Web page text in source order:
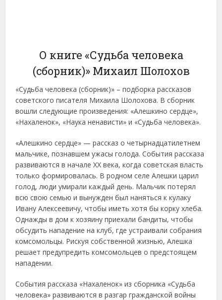
О книге «Судьба человека
(сборник)» Михаил Шолохов
«Судьба человека (сборник)» – подборка рассказов
советского писателя Михаила Шолохова. В сборник
вошли следующие произведения: «Алешкино сердце»,
«Нахаленок», «Наука ненависти» и «Судьба человека».
«Алешкино сердце» — рассказ о четырнадцатилетнем
мальчике, познавшем ужасы голода. События рассказа
развиваются в начале ХХ века, когда советская власть
только формировалась. В родном селе Алешки царил
голод, люди умирали каждый день. Мальчик потерял
всю свою семью и вынужден был наняться к кулаку
Ивану Алексеевичу, чтобы иметь хотя бы корку хлеба.
Однажды в дом к хозяину приехали бандиты, чтобы
обсудить нападение на клуб, где устраивали собрания
комсомольцы. Рискуя собственной жизнью, Алешка
решает предупредить комсомольцев о предстоящем
нападении.
События рассказа «Нахаленок» из сборника «Судьба
человека» развиваются в разгар гражданской войны